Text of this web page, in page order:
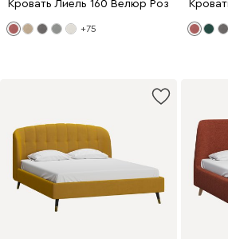
Кровать Лиель 160 Велюр Розовый
+75